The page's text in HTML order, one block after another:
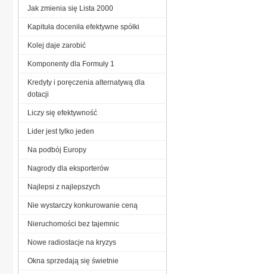
Jak zmienia się Lista 2000
Kapituła doceniła efektywne spółki
Kolej daje zarobić
Komponenty dla Formuły 1
Kredyty i poręczenia alternatywą dla
dotacji
Liczy się efektywność
Lider jest tylko jeden
Na podbój Europy
Nagrody dla eksporterów
Najlepsi z najlepszych
Nie wystarczy konkurowanie ceną
Nieruchomości bez tajemnic
Nowe radiostacje na kryzys
Okna sprzedają się świetnie